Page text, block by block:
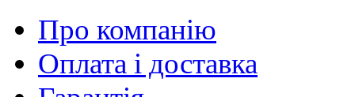
Про компанію
Оплата і доставка